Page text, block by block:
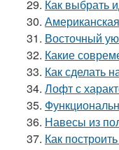
29. Как выбрать
30.
31. Восточный
32. Какие
33. Как сделать
34. Лофт с
35.
36. Навесы из
37. Как